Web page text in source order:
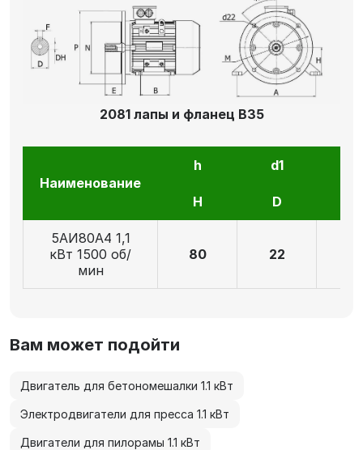
2081 лапы и фланец В35
Наименование
h d1
H D
5АИ80А4 1,1
кВт 1500 об/
мин
80 22
Вам может подойти
Двигатель для бетономешалки 1.1 кВт
Электродвигатели для пресса 1.1 кВт
Двигатели для пилорамы 1.1 кВт